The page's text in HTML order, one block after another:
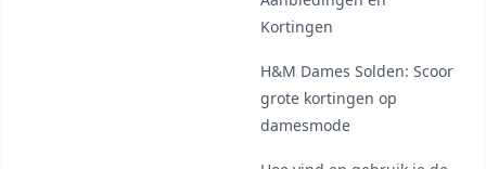
Kortingen
H&M Dames Solden: Scoor
grote kortingen op
damesmode